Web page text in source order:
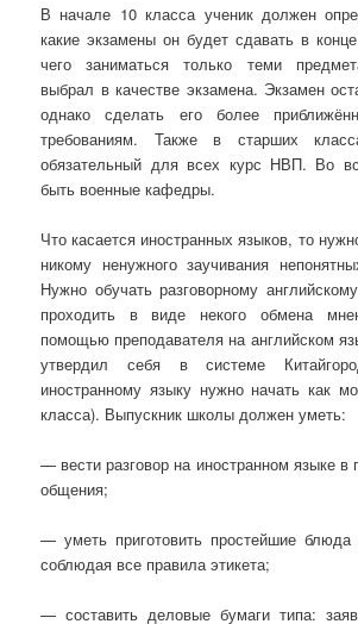
В начале 10 класса ученик должен
какие экзамены он будет сдавать в
чего заниматься только теми
выбрал в качестве экзамена. Экзамен
однако сделать его более
требованиям. Также в старших
обязательный для всех курс НВП. Во
быть военные кафедры.
Что касается иностранных языков, то
никому ненужного заучивания
Нужно обучать разговорному
проходить в виде некого обмена
помощью преподавателя на английском
утвердил себя в системе
иностранному языку нужно начать как
класса). Выпускник школы должен уметь:
— вести разговор на иностранном языке в
общения;
— уметь приготовить простейшие блюда
соблюдая все правила этикета;
— составить деловые бумаги типа: